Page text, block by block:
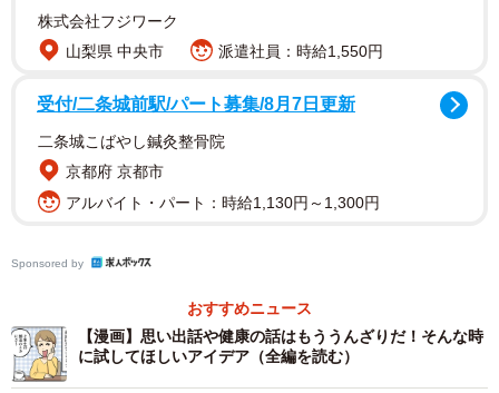
しろ面白い！
株式会社フジワーク
山梨県 中央市
派遣社員：時給1,550円
受付/二条城前駅/パート募集/8月7日更新
二条城こばやし鍼灸整骨院
京都府 京都市
アルバイト・パート：時給1,130円～1,300円
Sponsored by
おすすめニュース
【漫画】思い出話や健康の話はもううんざりだ！そんな時
に試してほしいアイデア（全編を読む）